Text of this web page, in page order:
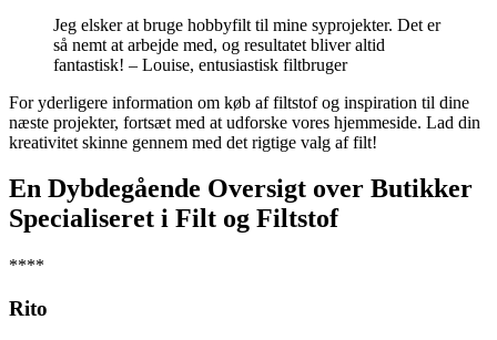
Jeg elsker at bruge hobbyfilt til mine syprojekter. Det er
så nemt at arbejde med, og resultatet bliver altid
fantastisk! – Louise, entusiastisk filtbruger
For yderligere information om køb af filtstof og inspiration til dine
næste projekter, fortsæt med at udforske vores hjemmeside. Lad din
kreativitet skinne gennem med det rigtige valg af filt!
En Dybdegående Oversigt over Butikker
Specialiseret i Filt og Filtstof
****
Rito